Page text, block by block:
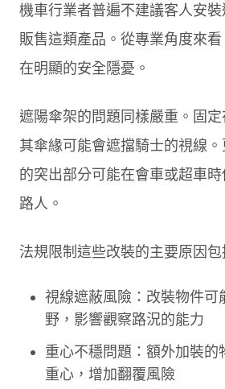
機車行業者普遍不建議客人安
販售這類產品。從專業角度來
在明顯的安全隱憂。
遮陽傘架的問題同樣嚴重。固定
其傘緣可能會遮擋騎士的視線
的突出部分可能在會車或超車
路人。
法規限制這些改裝的主要原因包
視線遮蔽風險：改裝物件可
野，影響觀察路況的能力
重心不穩問題：額外加裝的
重心，增加翻覆風險